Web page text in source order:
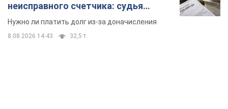
неисправного счетчика: судья
вынес неожиданное решение
Нужно ли платить долг из-за доначисления
8.08.2026 14:43 32,5 т.